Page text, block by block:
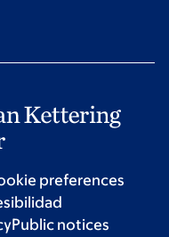
preferences
Public notices